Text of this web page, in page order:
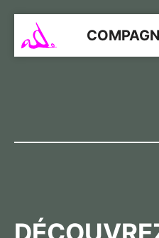
contenu